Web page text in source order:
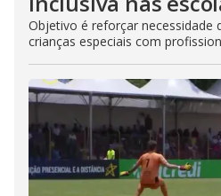
Objetivo é reforçar necessidade
crianças especiais com